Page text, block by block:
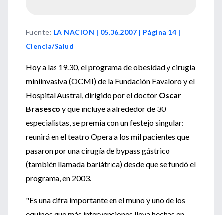
Fuente: LA NACION | 05.06.2007 | Página 14 |
Ciencia/Salud
Hoy a las 19.30, el programa de obesidad y cirugía
miniinvasiva (OCMI) de la Fundación Favaloro y el
Hospital Austral, dirigido por el doctor Oscar
Brasesco y que incluye a alrededor de 30
especialistas, se premia con un festejo singular:
reunirá en el teatro Opera a los mil pacientes que
pasaron por una cirugía de bypass gástrico
(también llamada bariátrica) desde que se fundó el
programa, en 2003.
"Es una cifra importante en el muno y uno de los